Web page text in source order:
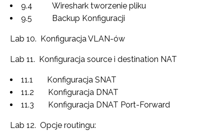
9.4 Wireshark tworzenie pliku
9.5 Backup Konfiguracji
Lab 10. Konfiguracja VLAN-ów
Lab 11. Konfiguracja source i destination NAT
11.1 Konfiguracja SNAT
11.2 Konfiguracja DNAT
11.3 Konfiguracja DNAT Port-Forward
Lab 12. Opcje routingu: